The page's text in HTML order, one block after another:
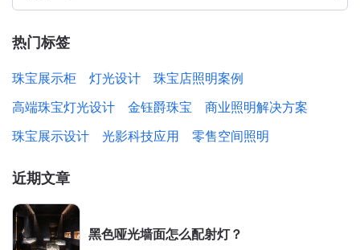
热门标签
珠宝展示柜 灯光设计
珠宝店照明案例
高端珠宝灯光设计
金钰爵珠宝
商业照明解决方案
珠宝展示设计
光影科技应用 零售空间照明
近期文章
黑色哑光墙面怎么配射灯？